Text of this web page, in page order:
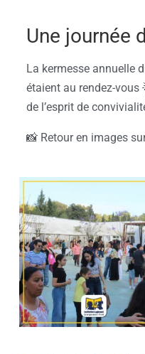
Une journée
La kermesse annuelle
étaient au rendez-vous
de l’esprit de
📸 Retour en images